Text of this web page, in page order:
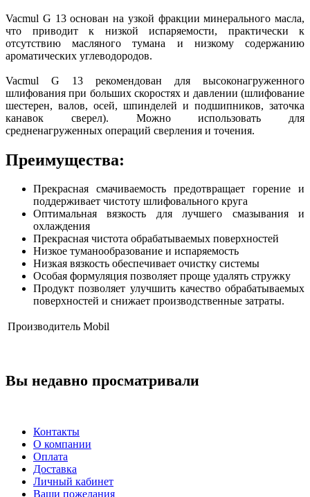
Vacmul G 13 основан на узкой фракции минерального масла,
что приводит к низкой испаряемости, практически к
отсутствию масляного тумана и низкому содержанию
ароматических углеводородов.
Vacmul G 13 рекомендован для высоконагруженного
шлифования при больших скоростях и давлении (шлифование
шестерен, валов, осей, шпинделей и подшипников, заточка
канавок сверел). Можно использовать для
средненагруженных операций сверления и точения.
Преимущества:
Прекрасная смачиваемость предотвращает горение и
поддерживает чистоту шлифовального круга
Оптимальная вязкость для лучшего смазывания и
охлаждения
Прекрасная чистота обрабатываемых поверхностей
Низкое туманообразование и испаряемость
Низкая вязкость обеспечивает очистку системы
Особая формуляция позволяет проще удалять стружку
Продукт позволяет улучшить качество обрабатываемых
поверхностей и снижает производственные затраты.
Производитель Mobil
Вы недавно просматривали
Контакты
О компании
Оплата
Доставка
Личный кабинет
Ваши пожелания